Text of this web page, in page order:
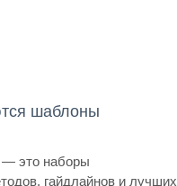
шаблоны
— это наборы
гайдлайнов и лучших